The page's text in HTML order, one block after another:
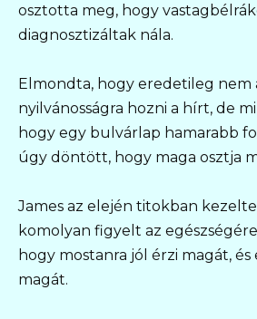
osztotta meg, hogy
diagnosztizáltak nála.
Elmondta, hogy eredetileg nem
nyilvánosságra hozni a hírt, de
hogy egy bulvárlap hamarabb
úgy döntött, hogy maga osztja
James az elején titokban
komolyan figyelt az
hogy mostanra jól érzi magát, és
magát.